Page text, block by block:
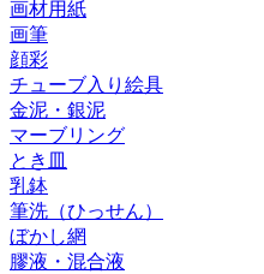
画材用紙
画筆
顔彩
チューブ入り絵具
金泥・銀泥
マーブリング
とき皿
乳鉢
筆洗（ひっせん）
ぼかし網
膠液・混合液